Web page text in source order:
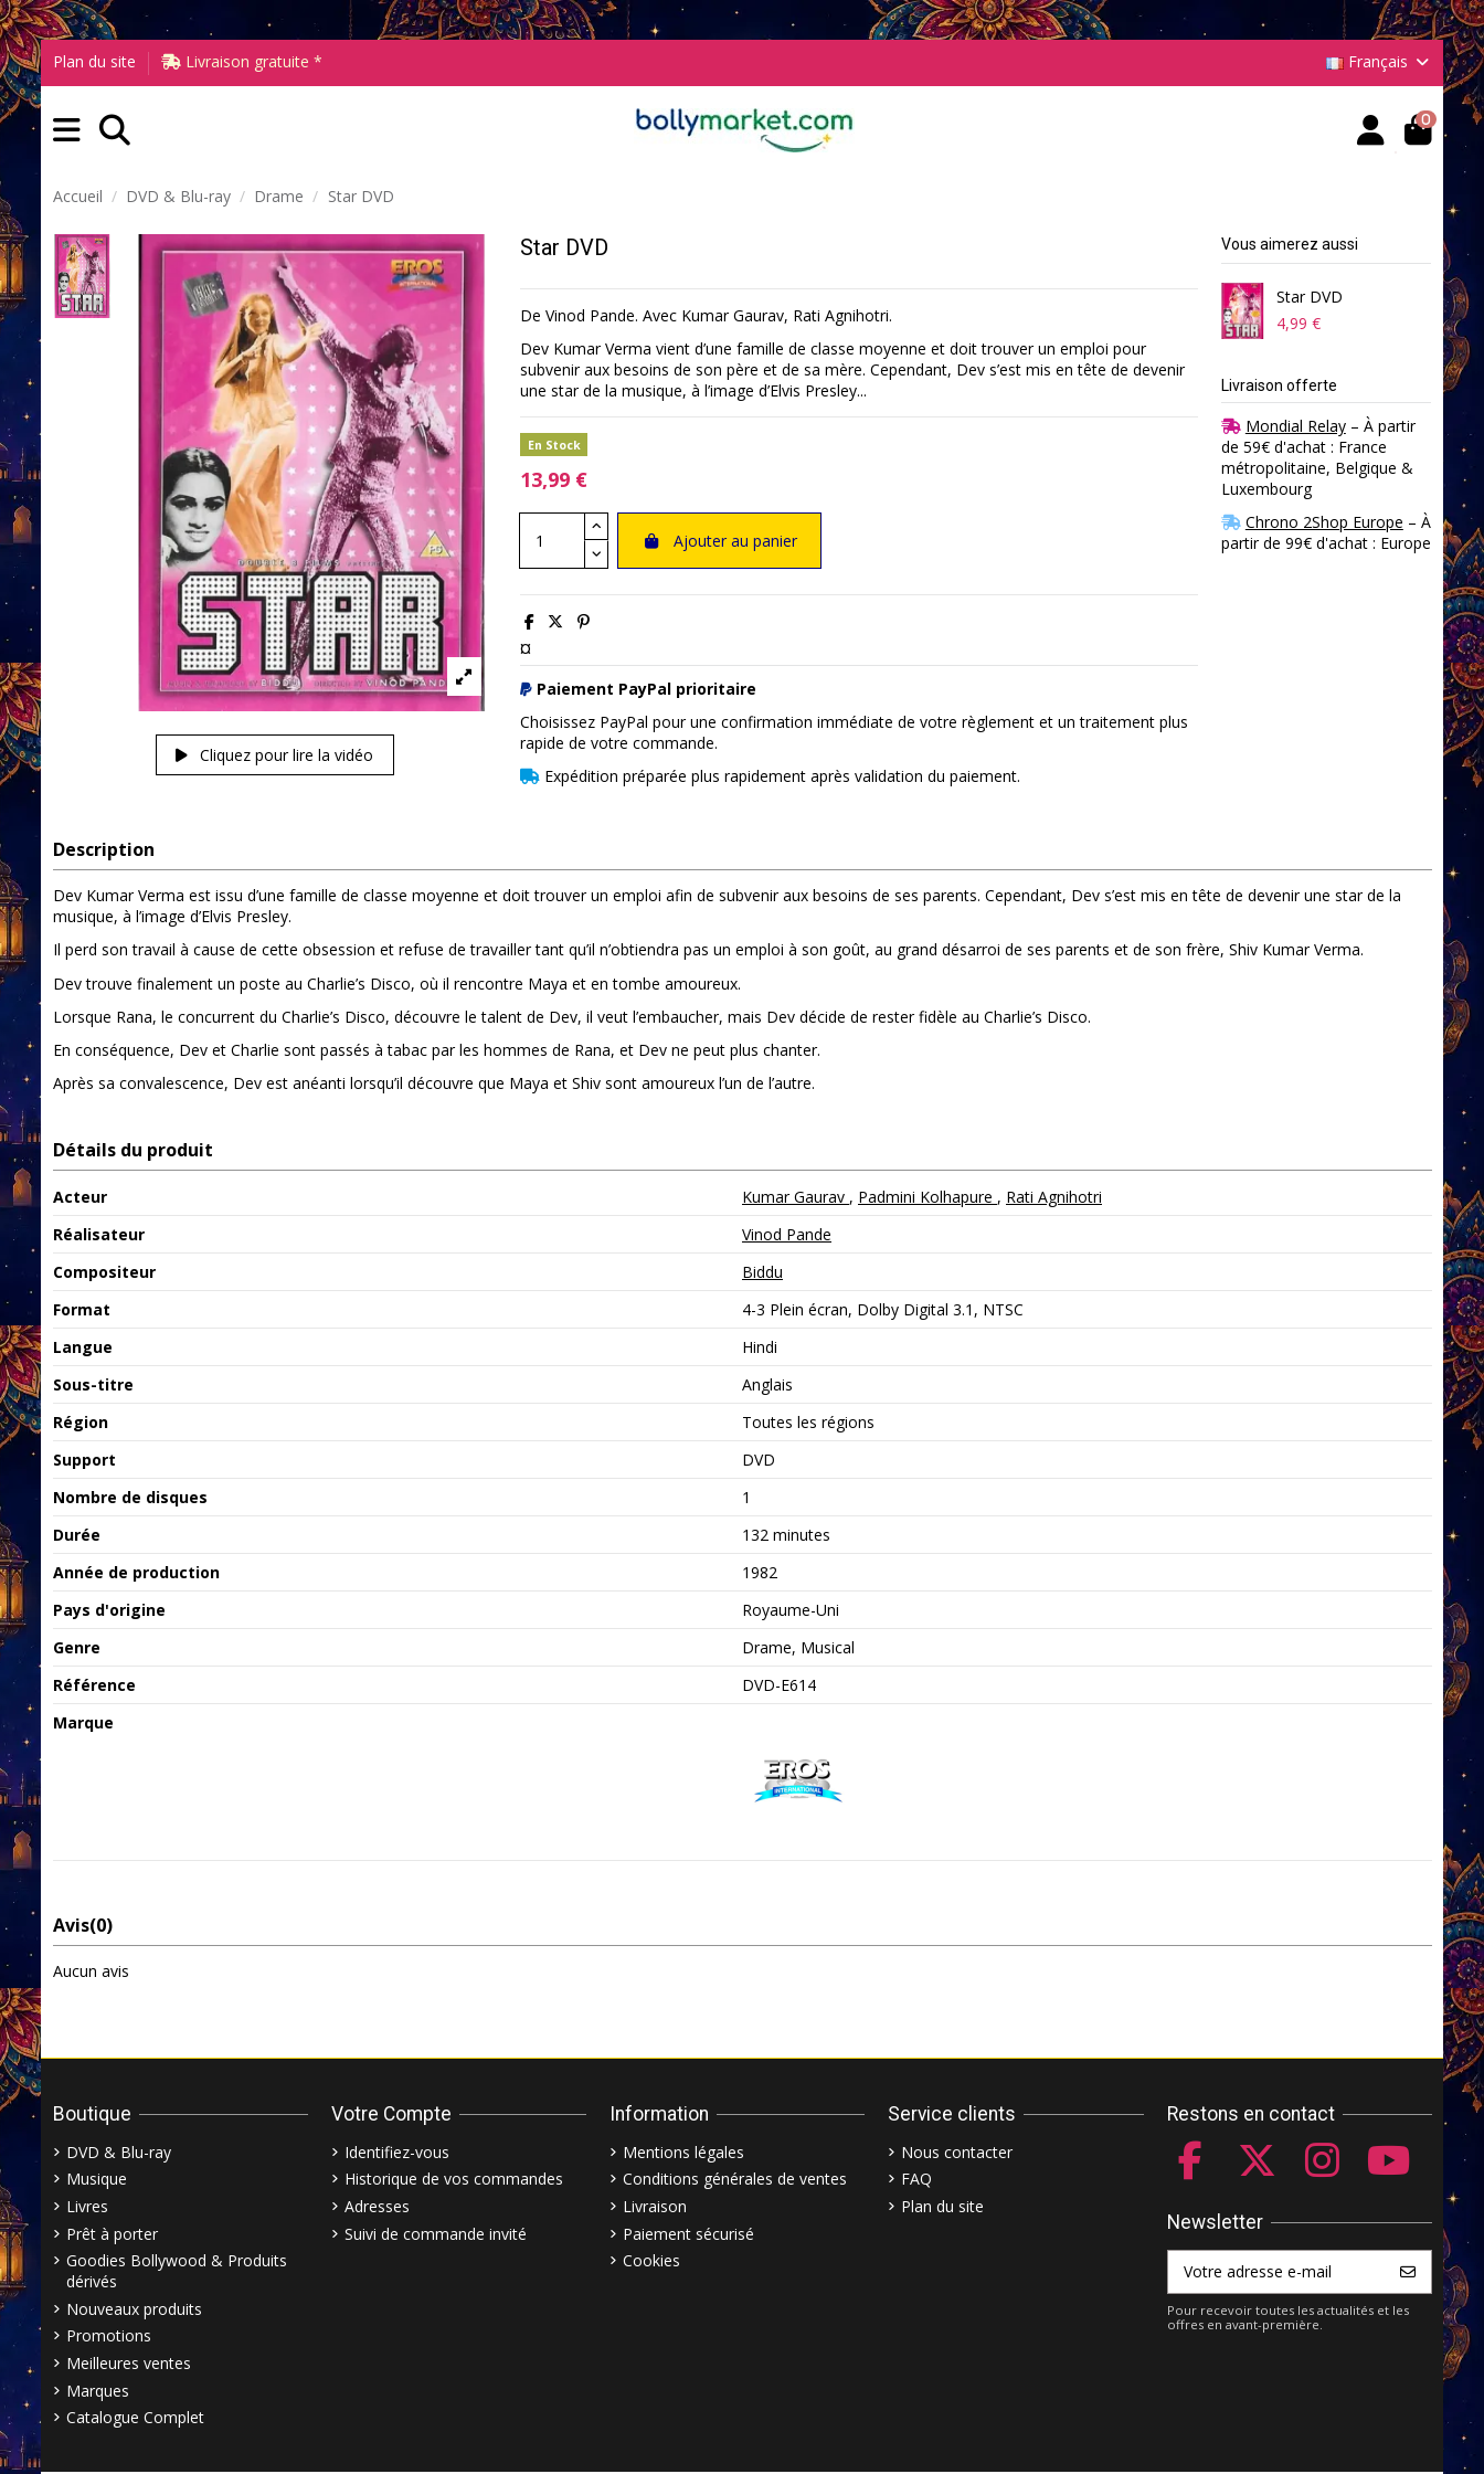
Plan du site Livraison gratuite * Français
0
Accueil DVD & Blu-ray Drame Star DVD
Cliquez pour lire la vidéo
Star DVD
De Vinod Pande. Avec Kumar Gaurav, Rati Agnihotri.
Dev Kumar Verma vient d’une famille de classe moyenne et doit trouver un emploi pour
subvenir aux besoins de son père et de sa mère. Cependant, Dev s’est mis en tête de devenir
une star de la musique, à l’image d’Elvis Presley...
En Stock
13,99 €
Ajouter au panier
¤
Paiement PayPal prioritaire
Choisissez PayPal pour une confirmation immédiate de votre règlement et un traitement plus
rapide de votre commande.
Expédition préparée plus rapidement après validation du paiement.
Vous aimerez aussi
Star DVD
4,99 €
Livraison offerte
Mondial Relay– À partir
de 59€ d'achat : France
métropolitaine, Belgique &
Luxembourg
Chrono 2Shop Europe – À
partir de 99€ d'achat : Europe
Description
Dev Kumar Verma est issu d’une famille de classe moyenne et doit trouver un emploi afin de subvenir aux besoins de ses parents. Cependant, Dev s’est mis en tête de devenir une star de la
musique, à l’image d’Elvis Presley.
​Il perd son travail à cause de cette obsession et refuse de travailler tant qu’il n’obtiendra pas un emploi à son goût, au grand désarroi de ses parents et de son frère, Shiv Kumar Verma.
​Dev trouve finalement un poste au Charlie’s Disco, où il rencontre Maya et en tombe amoureux.
​Lorsque Rana, le concurrent du Charlie’s Disco, découvre le talent de Dev, il veut l’embaucher, mais Dev décide de rester fidèle au Charlie’s Disco.
​En conséquence, Dev et Charlie sont passés à tabac par les hommes de Rana, et Dev ne peut plus chanter.
​Après sa convalescence, Dev est anéanti lorsqu’il découvre que Maya et Shiv sont amoureux l’un de l’autre.
Détails du produit
Acteur Kumar Gaurav , Padmini Kolhapure , Rati Agnihotri
Réalisateur
Vinod Pande
Compositeur
Biddu
Format
4-3 Plein écran, Dolby Digital 3.1, NTSC
Langue
Hindi
Sous-titre
Anglais
Région
Toutes les régions
Support
DVD
Nombre de disques
1
Durée
132 minutes
Année de production
1982
Pays d'origine
Royaume-Uni
Genre
Drame, Musical
Référence
DVD-E614
Marque
Avis(0)
Aucun avis
Boutique
DVD & Blu-ray
Musique
Livres
Prêt à porter
Goodies Bollywood & Produits
dérivés
Nouveaux produits
Promotions
Meilleures ventes
Marques
Catalogue Complet
Votre Compte
Identifiez-vous
Historique de vos commandes
Adresses
Suivi de commande invité
Information
Mentions légales
Conditions générales de ventes
Livraison
Paiement sécurisé
Cookies
Service clients
Nous contacter
FAQ
Plan du site
Restons en contact
Newsletter
Pour recevoir toutes les actualités et les
offres en avant-première.